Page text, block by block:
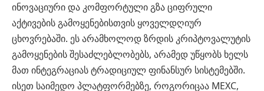
ინოვაციური და კომფორტული გზა ციფრული
აქტივების გამოყენებისთვის ყოველდღიურ
ცხოვრებაში. ეს არამხოლოდ ზრდის კრიპტოვალუტის
გამოყენების შესაძლებლობებს, არამედ უწყობს ხელს
მათ ინტეგრაციას ტრადიციულ ფინანსურ სისტემებში.
ისეთ საიმედო პლატფორმებზე, როგორიცაა MEXC,